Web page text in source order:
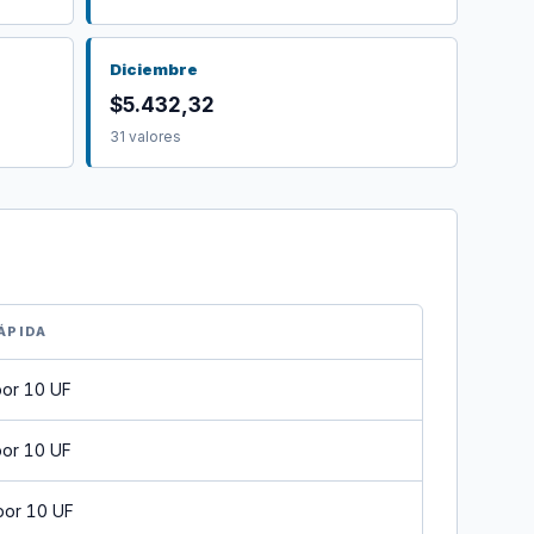
Diciembre
$5.432,32
31 valores
10 UF
10 UF
10 UF